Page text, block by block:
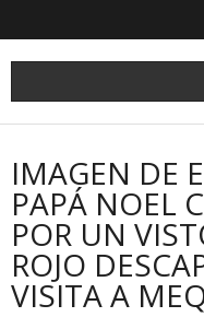
IMAGEN DE
PAPÁ NOEL
POR UN
ROJO
VISITA A